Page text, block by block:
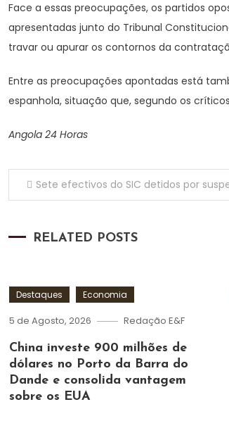
Face a essas preocupações, os partidos
apresentadas junto do Tribunal
travar ou apurar os contornos da
Entre as preocupações apontadas está
espanhola, situação que, segundo os
Angola 24 Horas
Navegação de
Sete efectivos do SIC detidos por suspeitas de furto e violação
RELATED POSTS
Destaques Economia
5 de Agosto, 2026 Redação E&F
China investe 900 milhões de
dólares no Porto da Barra do
Dande e consolida vantagem
sobre os EUA